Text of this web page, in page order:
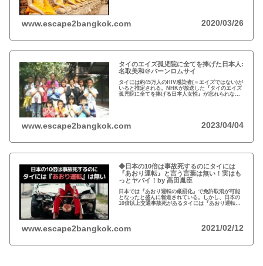
www.escape2bangkok.com 2020/03/26
タイのエイズ孤児院に全てを捧げた日本人:
名取美和＠バーンロムサイ
タイには約45万人のHIV感染者(＝エイズではない)が
いると推定される。NHKが放送した『タイのエイズ
孤児院に全てを捧げる日本人女性』が忘れられな
www.escape2bangkok.com 2023/04/04
◆日本の10倍は事故死するのにタイには
『あおり運転』と言う言葉は無い！実はも
っとヤバイ！by 高田胤臣
日本では『あおり運転の厳罰化』で免許取消が可能
となったと盛んに報道されている。しかし、日本の
10倍以上交通事故死があるタイには『あおり運転』
www.escape2bangkok.com 2021/02/12